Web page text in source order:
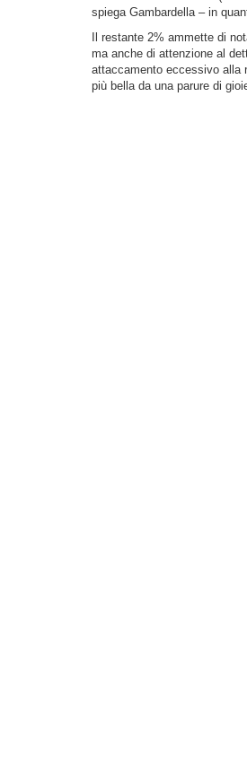
spiega Gambardella – in
Il restante 2% ammette di
ma anche di attenzione al
attaccamento eccessivo alla
più bella da una parure di